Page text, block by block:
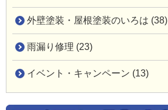
外壁塗装・屋根塗装のいろは (38)
雨漏り修理 (23)
イベント・キャンペーン (13)